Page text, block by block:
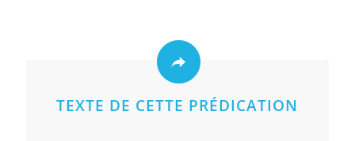
TEXTE DE CETTE PRÉDICATION